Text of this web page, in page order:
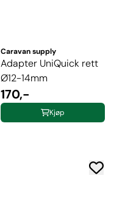
Caravan supply
Adapter UniQuick rett
Ø12-14mm
170,-
Kjøp